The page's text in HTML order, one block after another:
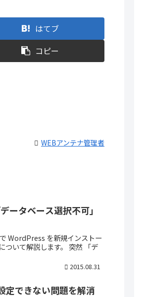
はてブ
コピー
WEBアンテナ管理者
ータベース選択不可」
WordPress を新規インストー
ついて解説します。 突然 「デ
2015.08.31
できない問題を解消